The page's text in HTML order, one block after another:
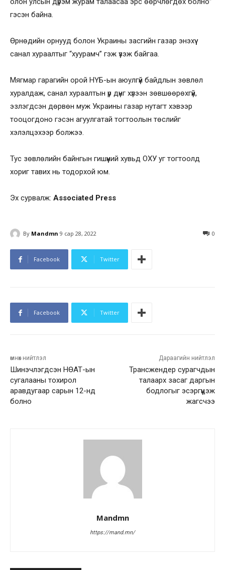
гэсэн байна.
Өрнөдийн орнууд болон Украины засгийн газар энэхүү
санал хураалтыг “хуурамч” гэж үзэж байгаа.
Мягмар гарагийн орой НҮБ-ын аюулгүй байдлын зөвлөл
хуралдаж, санал хураалтын үр дүнг хүлээн зөвшөөрөхгүй,
эзлэгдсэн дөрвөн муж Украины газар нутагт хэвээр
тооцогдоно гэсэн агуулгатай тогтоолын төслийг
хэлэлцэхээр болжээ.
Тус зөвлөлийн байнгын гишүүний хувьд ОХУ уг тогтоолд
хориг тавих нь тодорхой юм.
Эх сурвалж: Associated Press
By Mandmn 9 сар 28, 2022 0
Facebook Twitter
Facebook Twitter
өмнөх нийтлэл
Шинэчлэгдсэн НӨАТ-ын
сугалааны тохирол
аравдугаар сарын 12-нд
болно
Дараагийн нийтлэл
Трансжендер сурагчдын
талаарх засаг даргын
бодлогыг эсэргүүцэж
жагсчээ
Mandmn
https://mand.mn/